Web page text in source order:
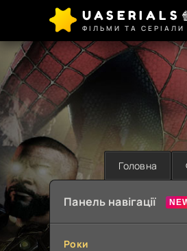
ФІЛЬМИ ТА СЕРІАЛИ
Головна
Панель навігації
Роки